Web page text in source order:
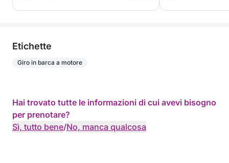
Etichette
Giro in barca a motore
Hai trovato tutte le informazioni di cui avevi bisogno
per prenotare?
Sì, tutto bene/No, manca qualcosa